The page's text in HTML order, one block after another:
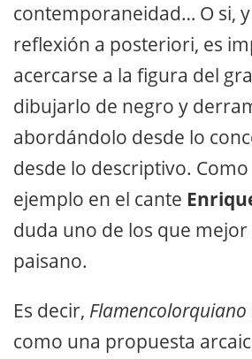
contemporaneidad… O si,
reflexión a posteriori, es
acercarse a la figura del
dibujarlo de negro y
abordándolo desde lo
desde lo descriptivo.
ejemplo en el cante
duda uno de los que
paisano.
Es decir, Flamencolorquiano
como una propuesta